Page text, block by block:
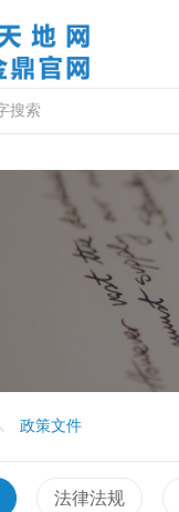
政策文件
法律法规